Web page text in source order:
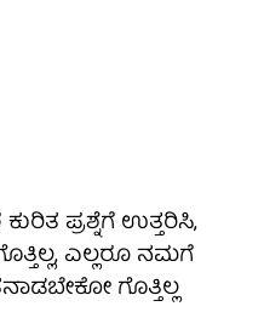
ಪ್ರಶ್ನೆಗೆ ಉತ್ತರಿಸಿ,
ಎಲ್ಲರೂ ನಮಗೆ
ಗೊತ್ತಿಲ್ಲ